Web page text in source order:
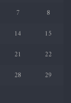
7
8
14
15
21
22
28
29